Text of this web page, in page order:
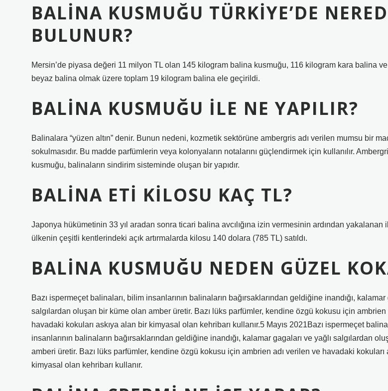
BALINA KUSMUĞU TÜRKIYE’DE
BULUNUR?
Mersin’de piyasa değeri 11 milyon TL olan 145 kilogram balina kusmuğu, 116 kilogram kara balina
beyaz balina olmak üzere toplam 19 kilogram balina ele geçirildi.
BALINA KUSMUĞU ILE NE YAPILIR?
Balinalara “yüzen altın” denir. Bunun nedeni, kozmetik sektörüne ambergris adı verilen mumsu bir
sokulmasıdır. Bu madde parfümlerin veya kolonyaların notalarını güçlendirmek için kullanılır.
kusmuğu, balinaların sindirim sisteminde oluşan bir yapıdır.
BALINA ETI KILOSU KAÇ TL?
Japonya hükümetinin 33 yıl aradan sonra ticari balina avcılığına izin vermesinin ardından yakalanan
ülkenin çeşitli kentlerindeki açık artırmalarda kilosu 140 dolara (785 TL) satıldı.
BALINA KUSMUĞU NEDEN GÜZEL
Bazı ispermeçet balinaları, bilim insanlarının balinaların bağırsaklarından geldiğine inandığı, kalamar
salgılardan oluşan bir küme olan amber üretir. Bazı lüks parfümler, kendine özgü kokusu için ambrien
havadaki kokuları askıya alan bir kimyasal olan kehribarı kullanır.5 Mayıs 2021Bazı ispermeçet
insanlarının balinaların bağırsaklarından geldiğine inandığı, kalamar gagaları ve yağlı salgılardan
amberi üretir. Bazı lüks parfümler, kendine özgü kokusu için ambrien adı verilen ve havadaki kokuları
kimyasal olan kehribarı kullanır.